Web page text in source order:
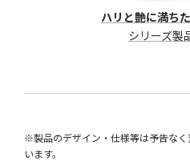
ハリと艶に満ち
シリーズ製
※製品のデザイン・仕様等は予告な
います。